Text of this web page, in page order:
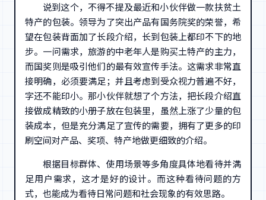
说到这个，不得不提及最近和小伙伴做一款扶贫土
特产的包装。领导为了突出产品有国务院奖的荣誉，希
望在包装背面加了长段介绍，长到包装上都印不下的地
步。一问需求，旅游的中老年人是购买土特产的主力，
而国奖则是吸引他们的最有效宣传手法。这需求非常直
接明确，必须要满足；并且考虑到受众视力普遍不好，
字还不能印小。那小伙伴就想了个方法，把长段介绍直
接做成精致的小册子放在包装里，虽然上涨了少量的包
装成本，但是充分满足了宣传的需要，拥有了更多的印
刷空间对产品、奖项、特产地做更细致的介绍。
根据目标群体、使用场景等多角度具体地看待并满
足用户需求，这才是好的设计。而这种看待问题的方
式，也能成为看待日常问题和社会现象的有效思路。